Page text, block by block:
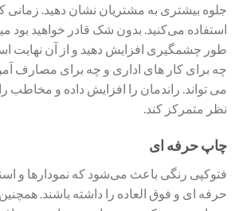
جلوه بیشتری به مشتریان نشان دهید. زمانی
استفاده می‌کنید. بدون شک قادر خواهید بود
طور چشمگیری افزایش دهید و از آن نهایت
چه برای کار های اداری و چه برای مصارف
می تواند. راندمان را افزایش داده و
نظر متمرکز کند.
چاپ حرفه ای
فتوکپی رنگی باعث می‌شود که نمودارها و
حرفه ای و فوق العاده را داشته باشند. همچنین